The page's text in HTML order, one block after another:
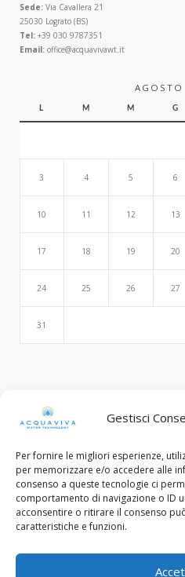
Gestisci
Per fornire le migliori esperienze,
per memorizzare e/o accedere alle
consenso a queste tecnologie ci
comportamento di navigazione o ID
acconsentire o ritirare il consenso
caratteristiche e funzioni.
Sede:Via Cavallera 21
25030 Lograto (BS)
Tel:+39 030 9787351
Email:office@acquavivawt.it
L M M G
3 4 5 6
10 11 12 13
17 18 19 20
24 25 26 27
31